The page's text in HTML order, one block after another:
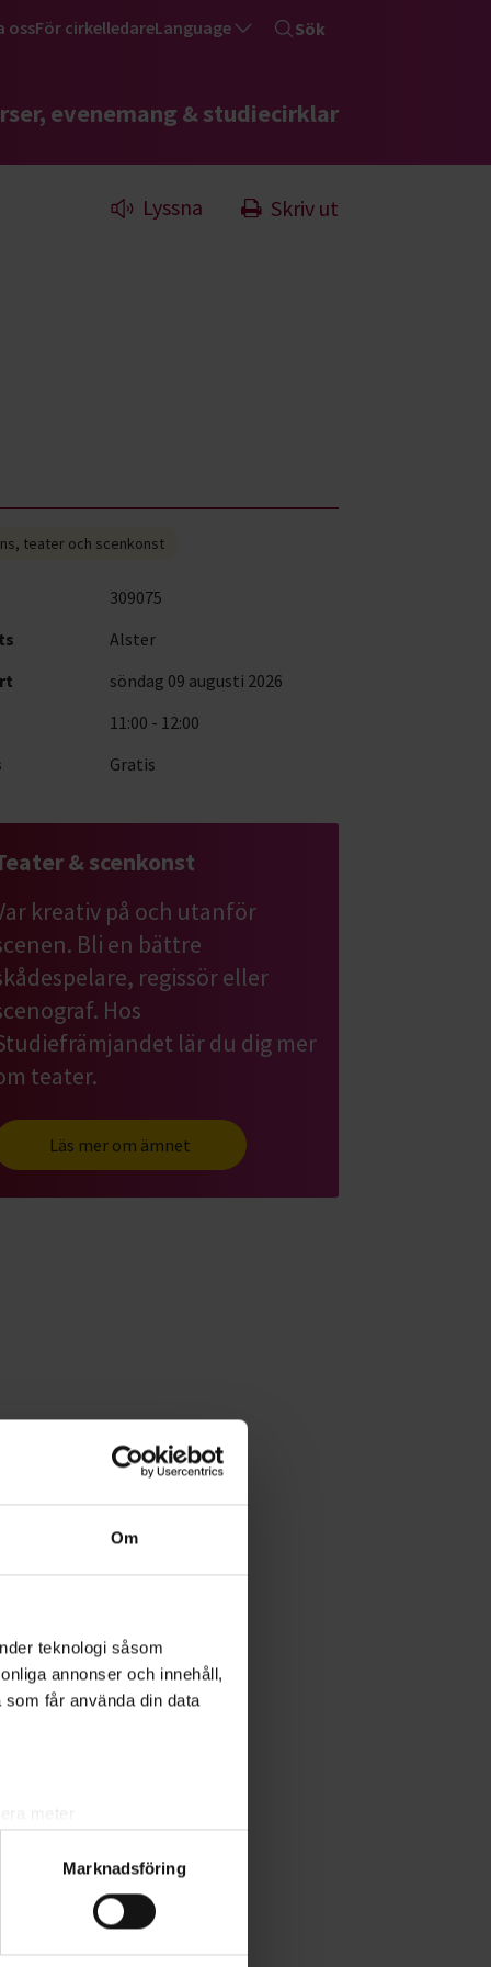
Om
teknologi såsom
annonser och innehåll,
får använda din data
meter
. Du kan ändra
Vissa kakor är
Marknadsföring
ossFör cirkelledareLanguage Sök
evenemang & studiecirklar
Lyssna Skriv ut
teater och scenkonst
309075
Alster
söndag 09 augusti 2026
11:00 - 12:00
Gratis
& scenkonst
kreativ på och utanför
Bli en bättre
regissör eller
Hos
lär du dig mer
teater.
Läs mer om ämnet